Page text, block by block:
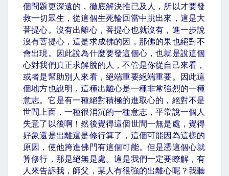
個問題更深遠的，徹底解決推已及人，所以才要發
救一切眾生，從這個生死輪回當中跳出來，這是大
菩提心。沒有出離心，菩提心也就沒有，進一步說
沒有菩提心，這是求成佛的因，那佛的果也絕對不
會出現。因此說為什麼要發這個心，也就是說這個
心對我們真正求解脫的人，不管是你從自己來看，
或者是幫助別人來看，絕端重要絕端重要。因此這
個地方也說明，這種出離心是一種非常強烈的一種
意志。它是有一種絕對積極的進取心的，絕對不是
世間上面，一種很消沉的一種意志，平常說一個人
失意了以後啊！然後覺得這個世間一無是處，覺得
好象還是出離還是修行算了，這個可能因為這樣的
原因，使他跨進佛門有這個可能。但是憑這個心就
算修行，那是絕無是處。這是我們一定要瞭解，有
人來告訴我，師父，某人有很強的出離心呢？我聽